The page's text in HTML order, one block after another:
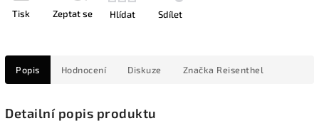
Tisk Zeptat se Hlídat Sdílet
Popis Hodnocení Diskuze Značka Reisenthel
Detailní popis produktu